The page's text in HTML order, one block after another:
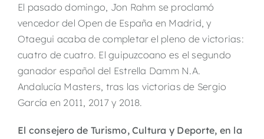
El pasado domingo, Jon Rahm se proclamó
vencedor del Open de España en Madrid, y
Otaegui acaba de completar el pleno de victorias:
cuatro de cuatro. El guipuzcoano es el segundo
ganador español del Estrella Damm N.A.
Andalucía Masters, tras las victorias de Sergio
García en 2011, 2017 y 2018.
El consejero de Turismo, Cultura y Deporte, en la